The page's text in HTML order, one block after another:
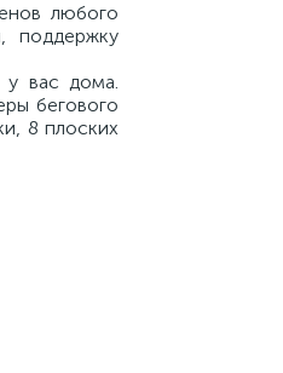
любого
поддержку
у вас дома.
бегового
8 плоских